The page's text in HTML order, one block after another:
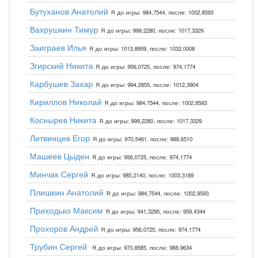
Бутуханов Анатолий R до игры: 984,7544, после: 1002,8593
Вахрушкин Тимур R до игры: 999,2280, после: 1017,3329
Заиграев Илья R до игры: 1013,8959, после: 1032,0008
Згирский Никита R до игры: 956,0725, после: 974,1774
Карбушев Захар R до игры: 994,2855, после: 1012,3904
Кириллов Николай R до игры: 984,7544, после: 1002,8593
Коснырев Никита R до игры: 999,2280, после: 1017,3329
Литвинцев Егор R до игры: 970,5461, после: 988,6510
Машеев Цыден R до игры: 956,0725, после: 974,1774
Минчак Сергей R до игры: 985,2140, после: 1003,3189
Плишкин Анатолий R до игры: 984,7544, после: 1002,8593
Приходько Максим R до игры: 941,3295, после: 959,4344
Прохоров Андрей R до игры: 956,0725, после: 974,1774
Трубин Сергей R до игры: 970,8585, после: 988,9634